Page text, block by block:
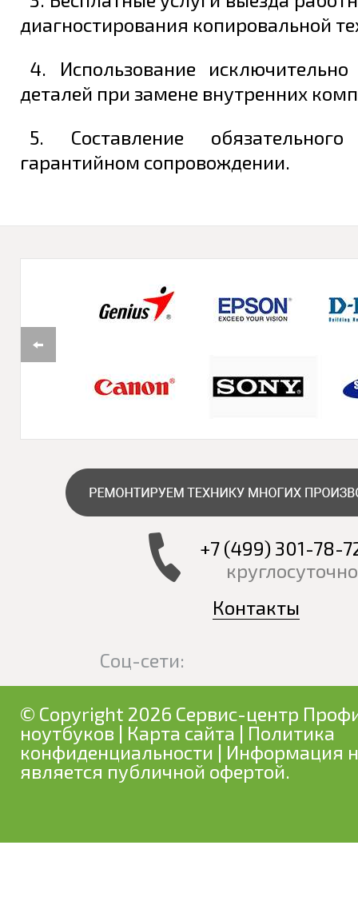
диагностирования копировальной
4. Использование
деталей при замене внутренних
5. Составление
гарантийном сопровождении.
+7 (499) 301-78-
Контакты
Соц-сети:
© Copyright 2026 Сервис-центр
ноутбуков | Карта сайта | Политика
конфиденциальности | Информация
является публичной офертой.